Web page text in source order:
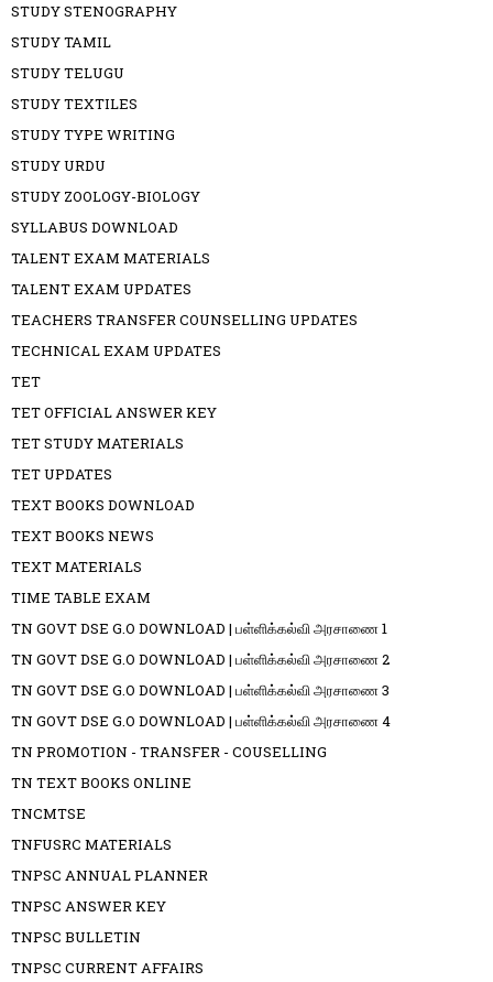
STUDY STENOGRAPHY
STUDY TAMIL
STUDY TELUGU
STUDY TEXTILES
STUDY TYPE WRITING
STUDY URDU
STUDY ZOOLOGY-BIOLOGY
SYLLABUS DOWNLOAD
TALENT EXAM MATERIALS
TALENT EXAM UPDATES
TEACHERS TRANSFER COUNSELLING UPDATES
TECHNICAL EXAM UPDATES
TET
TET OFFICIAL ANSWER KEY
TET STUDY MATERIALS
TET UPDATES
TEXT BOOKS DOWNLOAD
TEXT BOOKS NEWS
TEXT MATERIALS
TIME TABLE EXAM
TN GOVT DSE G.O DOWNLOAD | பள்ளிக்கல்வி அரசாணை 1
TN GOVT DSE G.O DOWNLOAD | பள்ளிக்கல்வி அரசாணை 2
TN GOVT DSE G.O DOWNLOAD | பள்ளிக்கல்வி அரசாணை 3
TN GOVT DSE G.O DOWNLOAD | பள்ளிக்கல்வி அரசாணை 4
TN PROMOTION - TRANSFER - COUSELLING
TN TEXT BOOKS ONLINE
TNCMTSE
TNFUSRC MATERIALS
TNPSC ANNUAL PLANNER
TNPSC ANSWER KEY
TNPSC BULLETIN
TNPSC CURRENT AFFAIRS